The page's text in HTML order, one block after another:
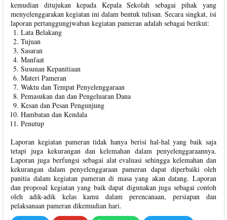
kemudian ditujukan kepada Kepala Sekolah sebagai pihak yang
menyelenggarakan kegiatan ini dalam bentuk tulisan. Secara singkat, isi
laporan pertanggungjwaban kegiatan pameran adalah sebagai berikut:
Lata Belakang
Tujuan
Sasaran
Manfaat
Susunan Kepanitiaan
Materi Pameran
Waktu dan Tempat Penyelenggaraan
Pemasukan dan dan Pengeluaran Dana
Kesan dan Pesan Pengunjung
Hambatan dan Kendala
Penutup
Laporan kegiatan pameran tidak hanya berisi hal-hal yang baik saja
tetapi juga kekurangan dan kelemahan dalam penyelenggaraannya.
Laporan juga berfungsi sebagai alat evaluasi sehingga kelemahan dan
kekurangan dalam penyelenggaraan pameran dapat diperbaiki oleh
panitia dalam kegiatan pameran di masa yang akan datang. Laporan
dan proposal kegiatan yang baik dapat digunakan juga sebagai contoh
oleh adik-adik kelas kamu dalam perencanaan, persiapan dan
pelaksanaan pameran dikemudian hari.